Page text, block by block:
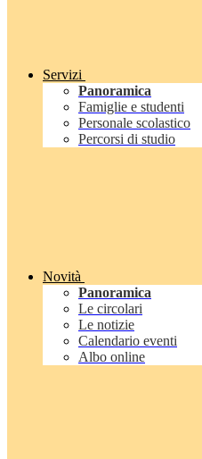
Servizi
Panoramica
Famiglie e studenti
Personale scolastico
Percorsi di studio
Novità
Panoramica
Le circolari
Le notizie
Calendario eventi
Albo online